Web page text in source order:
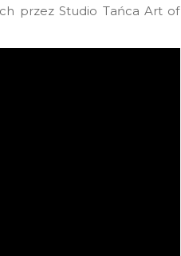
przez Studio Tańca Art of